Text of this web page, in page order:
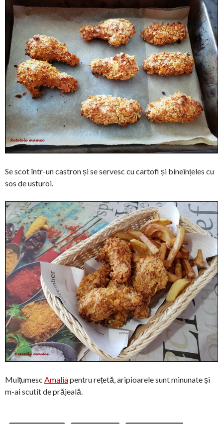
Se scot într-un castron și se servesc cu cartofi și bineînțeles cu
sos de usturoi.
Mulțumesc Amaliapentru rețetă, aripioarele sunt minunate și
m-ai scutit de prăjeală.